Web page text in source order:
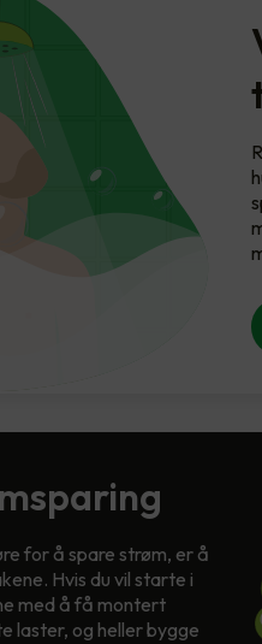
for å spare strøm, er å
Hvis du vil starte i
med å få montert
laster, og heller bygge